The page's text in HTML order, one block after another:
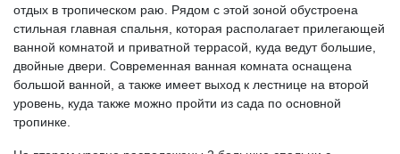
отдых в тропическом раю. Рядом с этой зоной обустроена
стильная главная спальня, которая располагает прилегающей
ванной комнатой и приватной террасой, куда ведут большие,
двойные двери. Современная ванная комната оснащена
большой ванной, а также имеет выход к лестнице на второй
уровень, куда также можно пройти из сада по основной
тропинке.